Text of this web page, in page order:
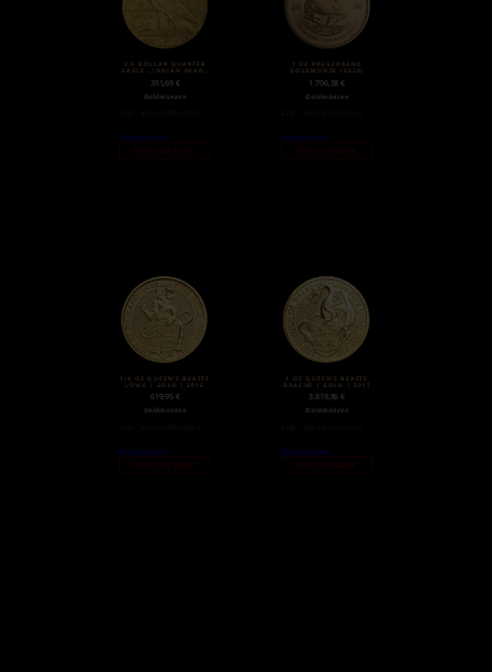
2.5 DOLLAR QUARTER
EAGLE „INDIAN HEAD“
351,69 €
Goldmünzen
Weiterlesen
Nicht auf Lager
1 OZ KRÜGERRAND
GOLDMÜNZE (2020)
1.706,58€
Goldmünzen
Weiterlesen
Nicht auf Lager
1/4 OZ QUEEN’S BEASTS
LÖWE | GOLD | 2016
619,95 €
Goldmünzen
Weiterlesen
Nicht auf Lager
1 OZ QUEEN’S BEASTS
DRACHE | GOLD | 2017
3.819,86€
Goldmünzen
Weiterlesen
Nicht auf Lager